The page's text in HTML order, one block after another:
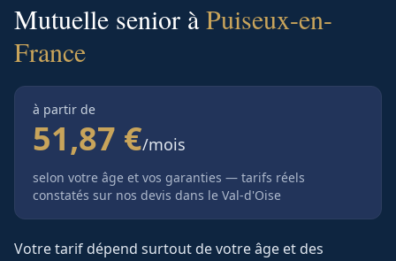
Mutuelle senior àPuiseux-en-
France
à partir de
51,87 €/mois
selon votre âge et vos garanties — tarifs réels
constatés sur nos devis dans le Val-d'Oise
Votre tarif dépend surtout de votre âge et des